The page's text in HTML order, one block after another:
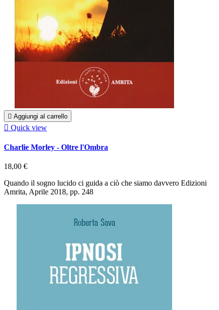
 Aggiungi al carrello
 Quick view
Charlie Morley - Oltre l'Ombra
18,00 €
Quando il sogno lucido ci guida a ciò che siamo davvero Edizioni
Amrita, Aprile 2018, pp. 248